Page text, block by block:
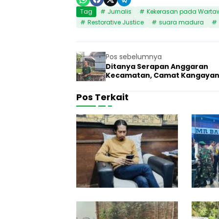
Tag Jurnalis Kekerasan pada
Restorative Justice
suara madura
Pos sebelumnya
Ditanya Serapan Anggaran
Kecamatan, Camat Kangayan
Pos Terkait
Suara
P
r
e
i
d
n
!
4 Juni 2026